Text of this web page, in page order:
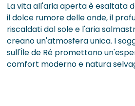
La vita all'aria aperta è esaltata
il dolce rumore delle onde, il
riscaldati dal sole e l'aria
creano un'atmosfera unica. I
sull'Île de Ré promettono
comfort moderno e natura